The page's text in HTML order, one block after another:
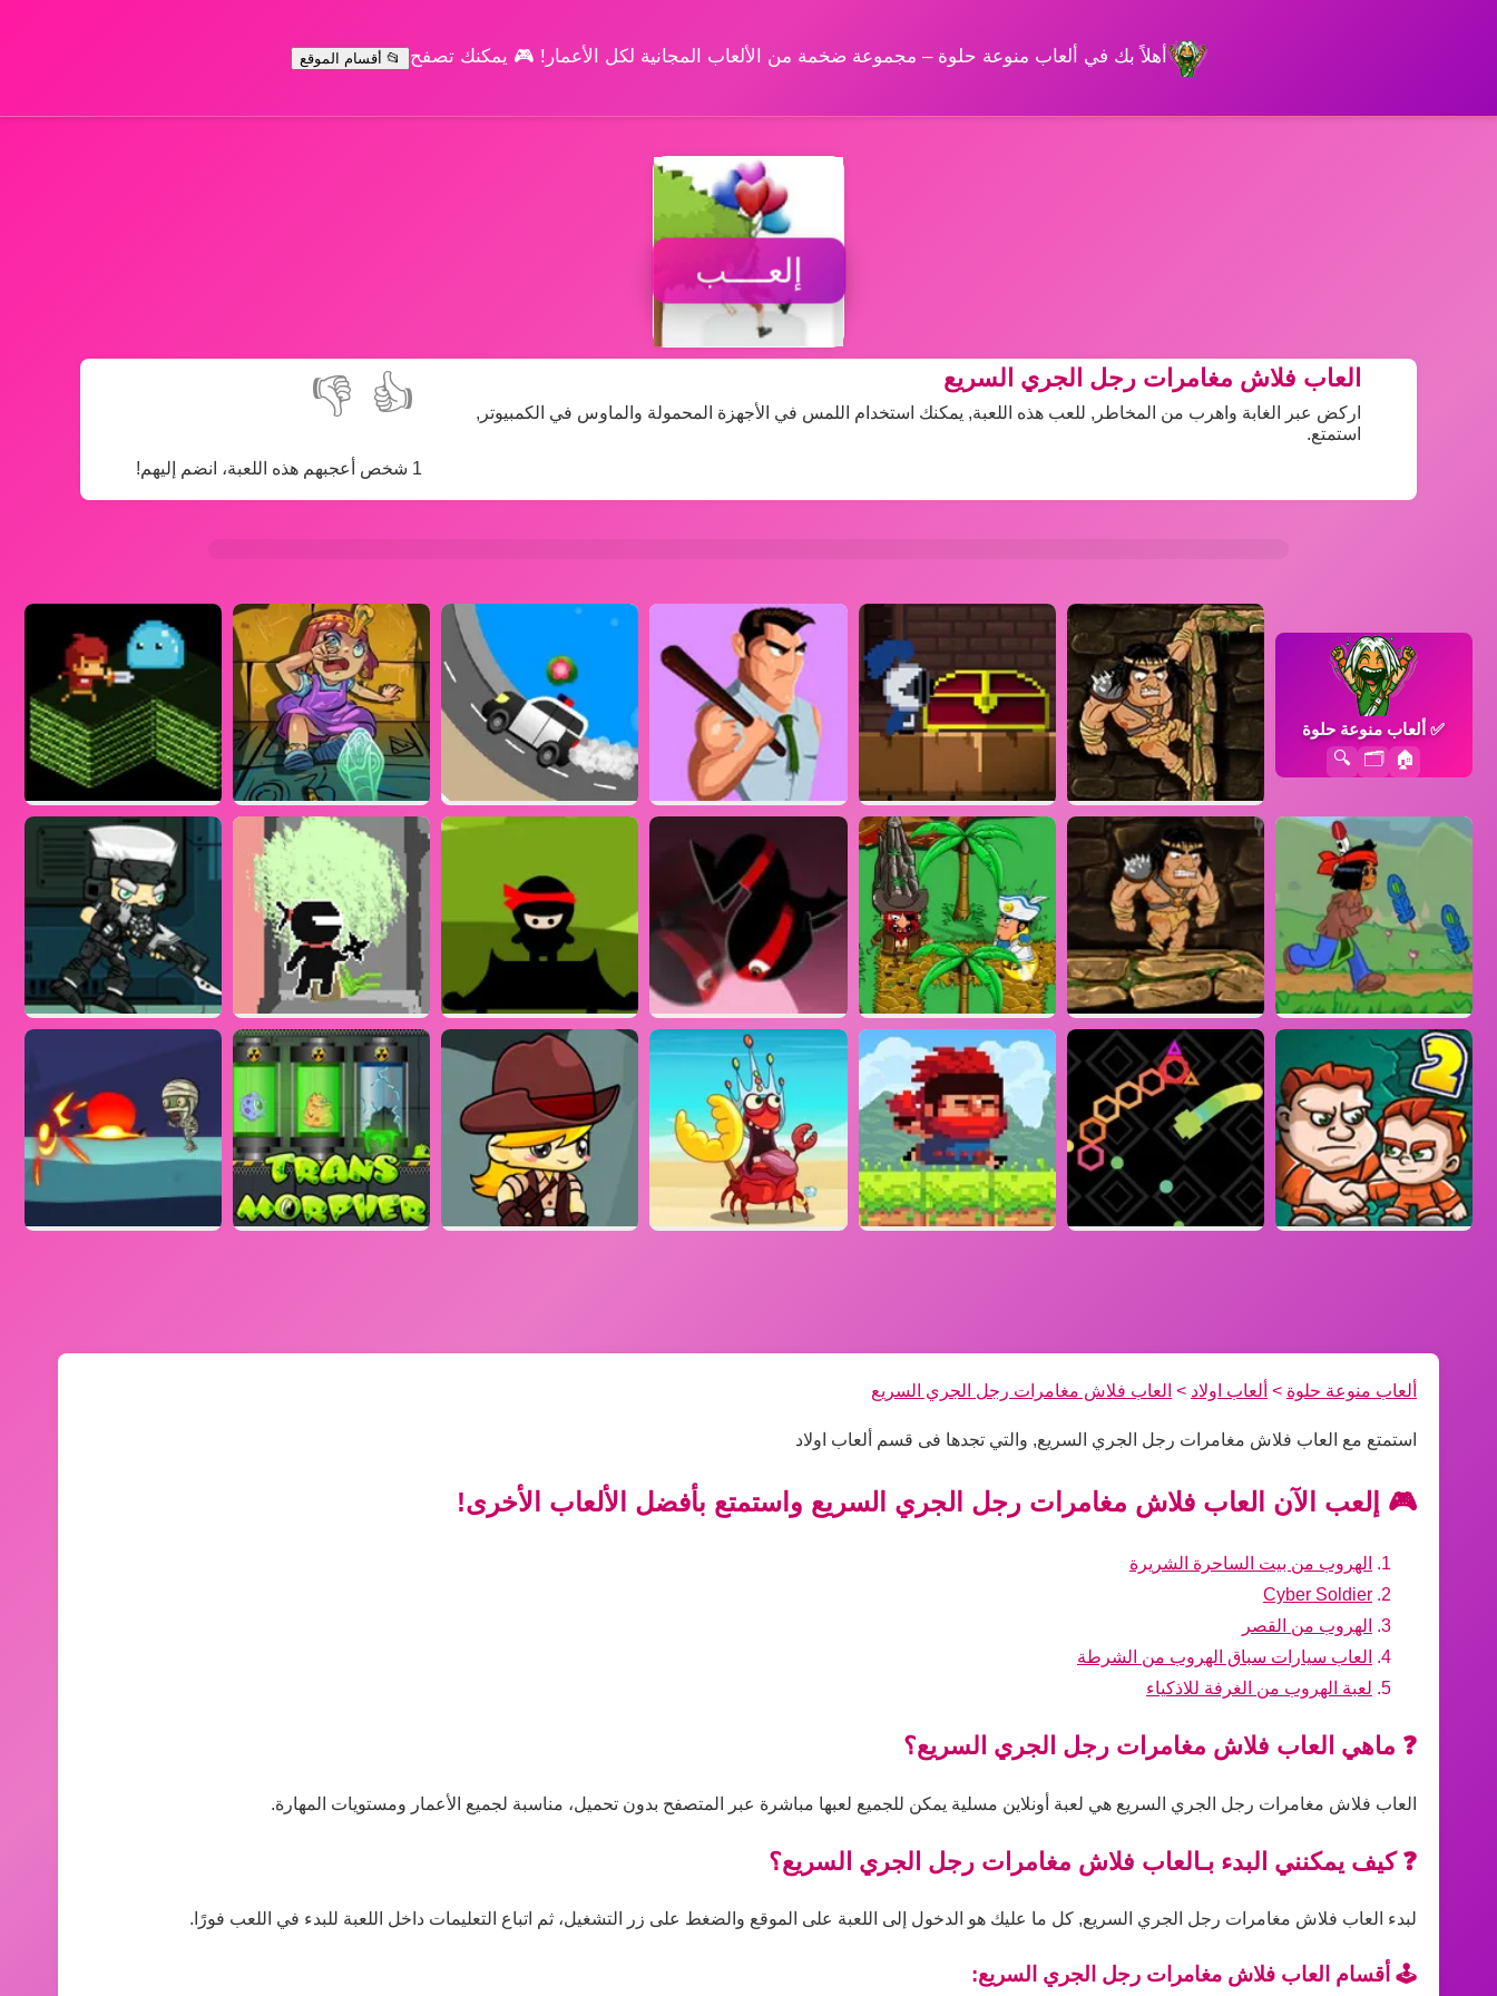
أهلاً بك في ألعاب منوعة حلوة – مجموعة ضخمة من الألعاب المجانية لكل الأعمار! 🎮 يمكنك تصفح 📂 أقسام الموقع
إلعــــب
👍
👎
1 شخص أعجبهم هذه اللعبة، انضم إليهم!
العاب فلاش مغامرات رجل الجري السريع
اركض عبر الغابة واهرب من المخاطر, للعب هذه اللعبة, يمكنك استخدام اللمس في الأجهزة المحمولة والماوس في الكمبيوتر,
استمتع.
✅ألعاب منوعة حلوة
🏠
🗂️
🔍
ألعاب منوعة حلوة > ألعاب اولاد > العاب فلاش مغامرات رجل الجري السريع
استمتع مع العاب فلاش مغامرات رجل الجري السريع, والتي تجدها فى قسم ألعاب اولاد
🎮 إلعب الآن العاب فلاش مغامرات رجل الجري السريع واستمتع بأفضل الألعاب الأخرى!
الهروب من بيت الساحرة الشريرة
Cyber Soldier
الهروب من القصر
العاب سيارات سباق الهروب من الشرطة
لعبة الهروب من الغرفة للاذكياء
❓ ماهي العاب فلاش مغامرات رجل الجري السريع؟
العاب فلاش مغامرات رجل الجري السريع هي لعبة أونلاين مسلية يمكن للجميع لعبها مباشرة عبر المتصفح بدون تحميل، مناسبة لجميع الأعمار ومستويات المهارة.
❓ كيف يمكنني البدء بـالعاب فلاش مغامرات رجل الجري السريع؟
لبدء العاب فلاش مغامرات رجل الجري السريع, كل ما عليك هو الدخول إلى اللعبة على الموقع والضغط على زر التشغيل، ثم اتباع التعليمات داخل اللعبة للبدء في اللعب فورًا.
🕹️ أقسام العاب فلاش مغامرات رجل الجري السريع: